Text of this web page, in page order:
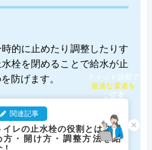
的に止めたり調整したりす
栓を閉めることで給水が止
防げます。
関連記事
イレの止水栓の役割とは？閉
方・開け方・調整方法を紹
×
チャット診断で
最適な業者を
ご提案